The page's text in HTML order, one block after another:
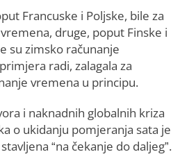
Francuske i Poljske, bile za
druge, poput Finske i
su zimsko računanje
radi, zalagala za
vremena u principu.
i naknadnih globalnih kriza
o ukidanju pomjeranja sata јe
“na čekanje do daljeg”.